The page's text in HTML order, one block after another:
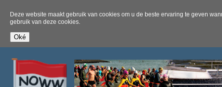
Deze website maakt gebruik van cookies om u de beste ervaring te geven
gebruik van deze cookies.